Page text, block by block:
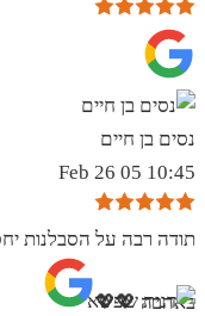
נסים בן חיים
10:45 05 Feb 26
תודה רבה על הסבלנות
באהבה 💖💖